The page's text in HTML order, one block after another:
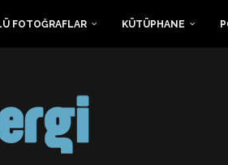
FOTOĞRAFLAR KÜTÜPHANE